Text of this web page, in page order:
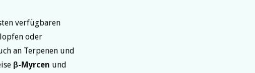
verfügbaren
oder
an Terpenen und
β-Myrcen und